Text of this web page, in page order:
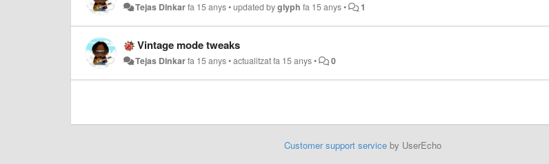
Tejas Dinkarfa 15 anys•updated byglyph fa 15 anys• 1
Vintage mode tweaks
Tejas Dinkarfa 15 anys•actualitzatfa 15 anys• 0
Customer support serviceby UserEcho